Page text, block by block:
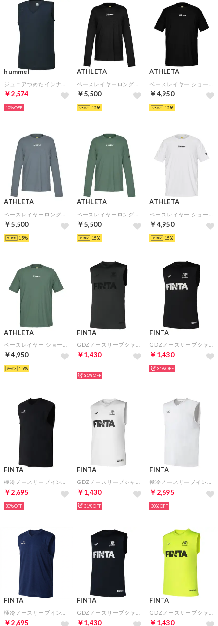
hummel
￥2,574
10%
ATHLETA
￥5,500
15
ATHLETA
￥4,950
15
ATHLETA
￥5,500
15
ATHLETA
￥5,500
15
ATHLETA
￥4,950
15
ATHLETA
￥4,950
15
FINTA
￥1,430
31%
FINTA
￥1,430
31%
FINTA
￥2,695
30%
FINTA
￥1,430
31%
FINTA
￥2,695
30%
FINTA
￥2,695
FINTA
￥1,430
FINTA
￥1,430